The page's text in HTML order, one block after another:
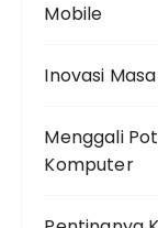
Mobile
Inovasi
Menggali
Komputer